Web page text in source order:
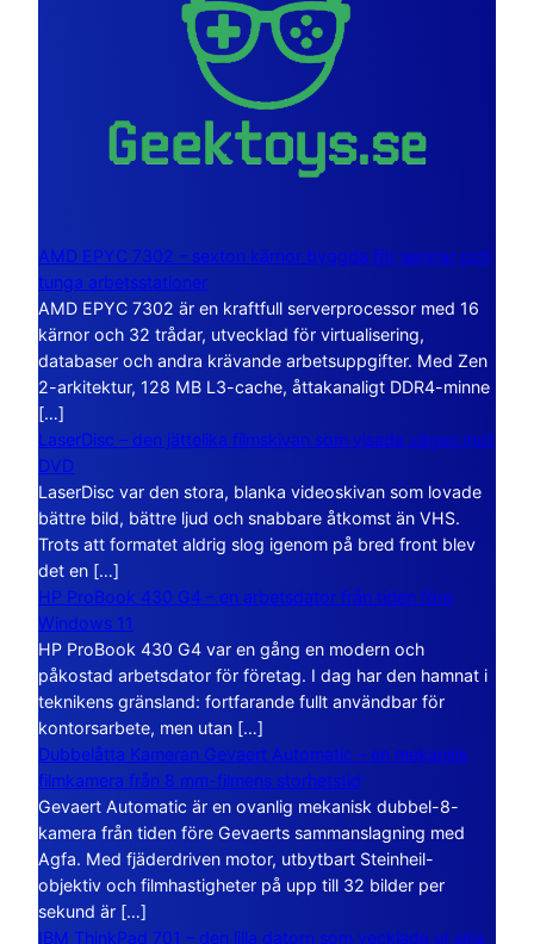
AMD EPYC 7302 – sexton kärnor byggda för servrar och
tunga arbetsstationer
AMD EPYC 7302 är en kraftfull serverprocessor med 16
kärnor och 32 trådar, utvecklad för virtualisering,
databaser och andra krävande arbetsuppgifter. Med Zen
2-arkitektur, 128 MB L3-cache, åttakanaligt DDR4-minne
[…]
LaserDisc – den jättelika filmskivan som visade vägen mot
DVD
LaserDisc var den stora, blanka videoskivan som lovade
bättre bild, bättre ljud och snabbare åtkomst än VHS.
Trots att formatet aldrig slog igenom på bred front blev
det en […]
HP ProBook 430 G4 – en arbetsdator från tiden före
Windows 11
HP ProBook 430 G4 var en gång en modern och
påkostad arbetsdator för företag. I dag har den hamnat i
teknikens gränsland: fortfarande fullt användbar för
kontorsarbete, men utan […]
Dubbelåtta Kameran Gevaert Automatic – en mekanisk
filmkamera från 8 mm-filmens storhetstid
Gevaert Automatic är en ovanlig mekanisk dubbel-8-
kamera från tiden före Gevaerts sammanslagning med
Agfa. Med fjäderdriven motor, utbytbart Steinheil-
objektiv och filmhastigheter på upp till 32 bilder per
sekund är […]
IBM ThinkPad 701 – den lilla datorn som vecklade ut sina